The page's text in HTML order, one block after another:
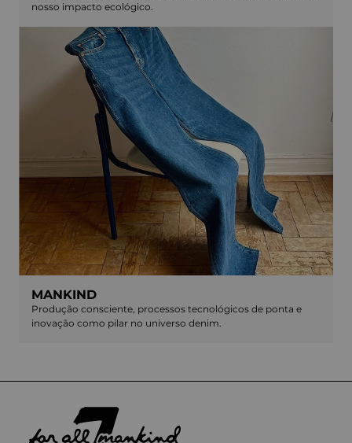
nosso impacto ecológico.
MANKIND
Produção consciente, processos tecnológicos de ponta e
inovação como pilar no universo denim.